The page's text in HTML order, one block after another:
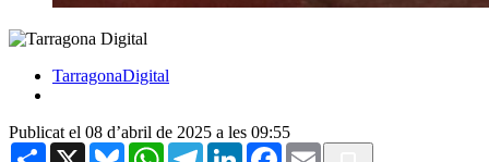
TarragonaDigital
Publicat el 08 d’abril de 2025 a les 09:55
Share X BlueskyWhatsAppTelegramLinkedInFacebook
Email